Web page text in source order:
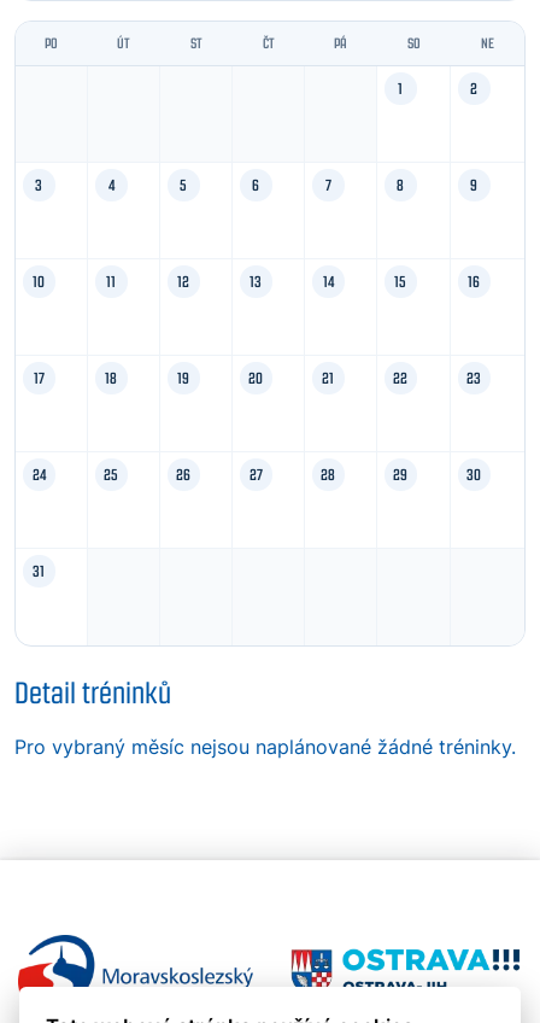
PO ÚT ST ČT PÁ SO NE
1 2
3 4 5 6 7 8 9
10 11 12 13 14 15 16
17 18 19 20 21 22 23
24 25 26 27 28 29 30
31
Detail tréninků
Pro vybraný měsíc nejsou naplánované žádné tréninky.